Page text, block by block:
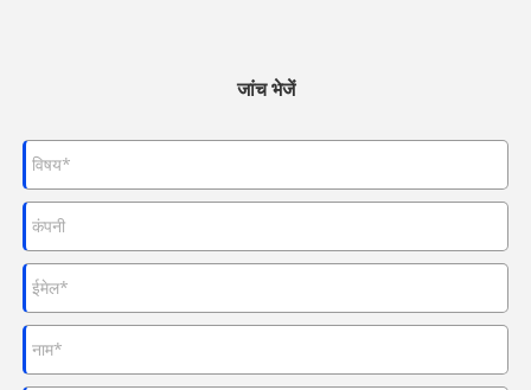
जांच भेजें